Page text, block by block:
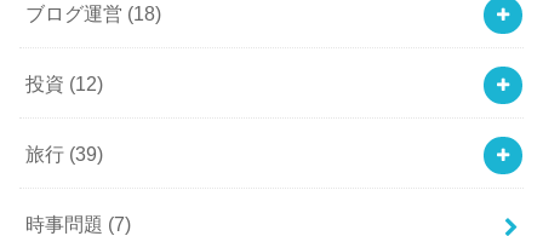
ブログ運営 (18)
投資 (12)
旅行 (39)
時事問題 (7)